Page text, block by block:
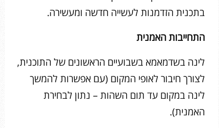
בתכנית הזדמנות לעשייה חדשה ומעשירה.
התחייבות האמנית
לינה בשדמאמא בשבועיים הראשונים של התוכנית,
לצורך חיבור לאופי המקום (עם אפשרות להמשך
לינה במקום עד תום השהות – נתון לבחירת
האמנית).